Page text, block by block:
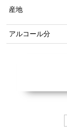
産地
アルコール分